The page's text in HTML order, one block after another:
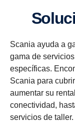
Scania ayuda a
gama de
específicas.
Scania para
aumentar su
conectividad,
servicios de taller.